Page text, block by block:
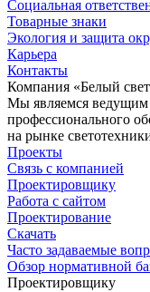
Социальная
Товарные знаки
Экология и защита
Карьера
Контакты
Компания «Белый
Мы являемся ведущим
профессионального
на рынке
Проекты
Связь с компанией
Проектировщику
Работа с сайтом
Проектирование
Скачать
Часто задаваемые
Обзор нормативной
Проектировщику